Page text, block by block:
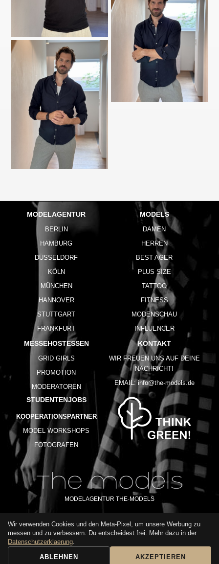
MODELAGENTUR
BERLIN
HAMBURG
DÜSSELDORF
KÖLN
MÜNCHEN
HANNOVER
STUTTGART
FRANKFURT
MODELS
DAMEN
HERREN
BEST AGER
PLUS SIZE
TATTOO
FITNESS
MODENSCHAU
INFLUENCER
MESSEHOSTESSEN
GRID GIRLS
PROMOTION
MODERATOREN
STUDENTENJOBS
KOOPERATIONSPARTNER
MODEL WORKSHOPS
FOTOGRAFEN
KONTAKT
WIR FREUEN UNS AUF DEINE
NACHRICHT!
EMAIL: info@the-models.de
MODELAGENTUR THE-MODELS
IMPRESSUM AGB DATENSCHUTZ
NUTZUNGSBEDINGUNGEN
Wir verwenden Cookies und den Meta-Pixel, um unsere Werbung zu
messen und zu verbessern. Du entscheidest frei. Mehr dazu in der
Datenschutzerklaerung.
ABLEHNEN AKZEPTIEREN